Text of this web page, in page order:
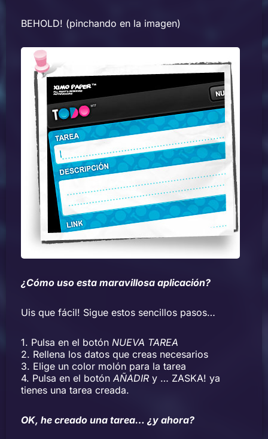
BEHOLD! (pinchando en la imagen)
¿Cómo uso esta maravillosa aplicación?
Uis que fácil! Sigue estos sencillos pasos…
1. Pulsa en el botón NUEVA TAREA
2. Rellena los datos que creas necesarios
3. Elige un color molón para la tarea
4. Pulsa en el botón AÑADIR y … ZASKA! ya
tienes una tarea creada.
OK, he creado una tarea… ¿y ahora?